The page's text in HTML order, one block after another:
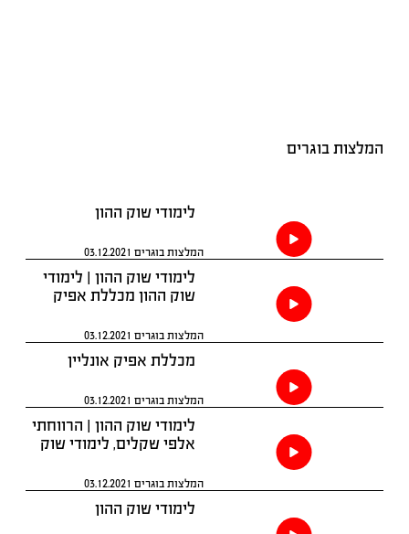
בוגרים
לימודי שוק ההון
המלצות בוגרים 03.12.2021
לימודי שוק ההון | לימודי
שוק ההון מכללת אפיק
המלצות בוגרים 03.12.2021
מכללת אפיק אונליין
המלצות בוגרים 03.12.2021
לימודי שוק ההון | הרווחתי
אלפי שקלים, לימודי שוק
המלצות בוגרים 03.12.2021
לימודי שוק ההון